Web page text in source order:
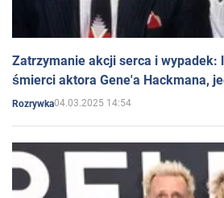
Zatrzymanie akcji serca i wypadek:
śmierci aktora Gene'a Hackmana,
Rozrywka04.03.2025 14:54